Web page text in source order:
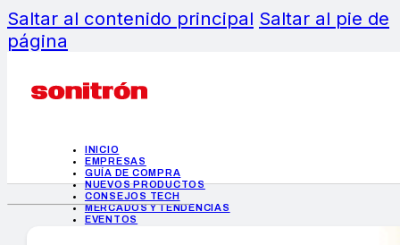
Saltar al contenido principal Saltar al pie de
página
INICIO
EMPRESAS
GUÍA DE COMPRA
NUEVOS PRODUCTOS
CONSEJOS TECH
MERCADOS Y TENDENCIAS
EVENTOS